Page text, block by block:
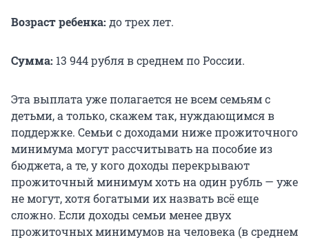
Возраст ребенка: до трех лет.
Сумма: 13 944 рубля в среднем по России.
Эта выплата уже полагается не всем семьям с
детьми, а только, скажем так, нуждающимся в
поддержке. Семьи с доходами ниже прожиточного
минимума могут рассчитывать на пособие из
бюджета, а те, у кого доходы перекрывают
прожиточный минимум хоть на один рубль — уже
не могут, хотя богатыми их назвать всё еще
сложно. Если доходы семьи менее двух
прожиточных минимумов на человека (в среднем